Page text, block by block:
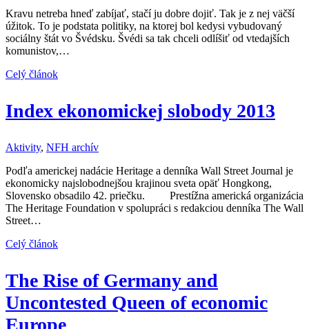
Kravu netreba hneď zabíjať, stačí ju dobre dojiť. Tak je z nej väčší
úžitok. To je podstata politiky, na ktorej bol kedysi vybudovaný
sociálny štát vo Švédsku. Švédi sa tak chceli odlíšiť od vtedajších
komunistov,…
Celý článok
Index ekonomickej slobody 2013
Aktivity, NFH archív
Podľa americkej nadácie Heritage a denníka Wall Street Journal je
ekonomicky najslobodnejšou krajinou sveta opäť Hongkong,
Slovensko obsadilo 42. priečku. Prestížna americká organizácia
The Heritage Foundation v spolupráci s redakciou denníka The Wall
Street…
Celý článok
The Rise of Germany and
Uncontested Queen of economic
Europe